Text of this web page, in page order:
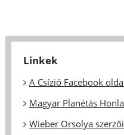
Linkek
A Csízió Facebook
Magyar Planétás
Wieber Orsolya